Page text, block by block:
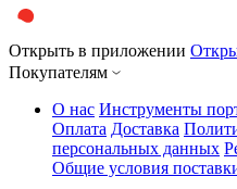
Открыть в приложении
Покупателям
О нас Инструменты
Оплата Доставка
персональных данных
Общие условия